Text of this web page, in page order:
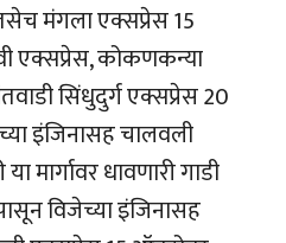
मंगला एक्सप्रेस 15
एक्सप्रेस, कोकणकन्या
सिंधुदुर्ग एक्सप्रेस 20
इंजिनासह चालवली
मार्गावर धावणारी गाडी
विजेच्या इंजिनासह